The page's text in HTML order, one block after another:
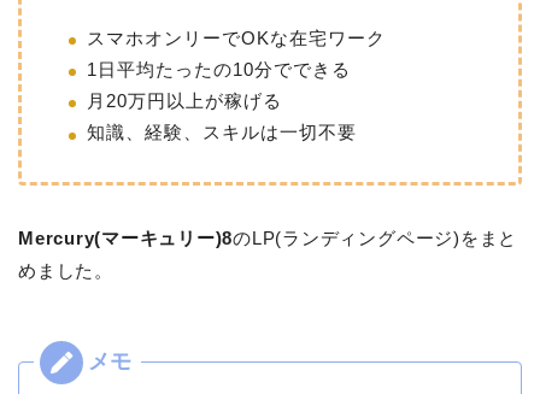
スマホオンリーでOKな在宅ワーク
1日平均たったの10分でできる
月20万円以上が稼げる
知識、経験、スキルは一切不要
Mercury(マーキュリー)8のLP(ランディングページ)をまと
めました。